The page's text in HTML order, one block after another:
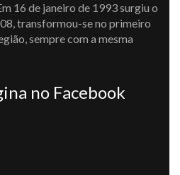
16 de janeiro de 1993 surgiu o
transformou-se no primeiro
sempre com a mesma
no Facebook